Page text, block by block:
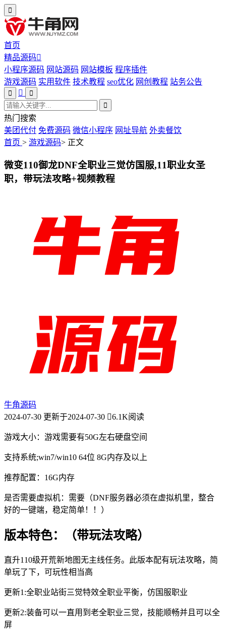
首页
精品源码
小程序源码 网站源码 网站模板 程序插件
游戏源码 实用软件 技术教程 seo优化 网创教程 站务公告
热门搜索
美团代付 免费源码 微信小程序 网址导航 外卖餐饮
首页 > 游戏源码> 正文
微变110御龙DNF全职业三觉仿国服,11职业女圣
职，带玩法攻略+视频教程
牛角源码
2024-07-30 更新于2024-07-30 6.1K阅读
游戏大小：游戏需要有50G左右硬盘空间
支持系统;win7/win10 64位 8G内存及以上
推荐配置：16G内存
是否需要虚拟机：需要（DNF服务器必须在虚拟机里，整合
好的一键端，稳定简单！！）
版本特色：（带玩法攻略）
直升110级开荒新地图无主线任务。此版本配有玩法攻略，简
单玩了下，可玩性相当高
更新1:全职业站街三觉特效全职业平衡，仿国服职业
更新2:装备可以一直用到老全职业三觉，技能顺畅并且可以全
屏